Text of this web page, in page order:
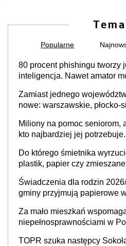
Popularne
80 procent phishingu tworzy
inteligencja. Nawet amator
Zamiast jednego
nowe: warszawskie,
stołecznych
Miliony na pomoc seniorom,
kto najbardziej jej
Do którego śmietnika
plastik, papier czy
Świadczenia dla rodzin
gminy przyjmują papierowe
Za mało mieszkań
niepełnosprawnościami w
TOPR szuka następcy